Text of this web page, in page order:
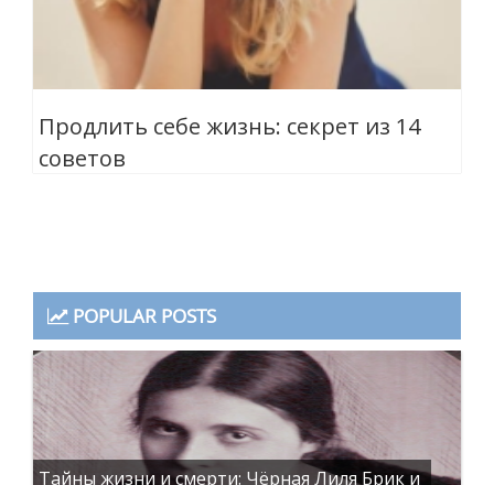
Продлить себе жизнь: секрет из 14
советов
POPULAR POSTS
Тайны жизни и смерти: Чёрная Лиля Брик и